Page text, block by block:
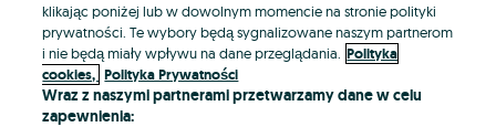
Kontynuuj przez konto Google
LUB
klikając poniżej lub w dowolnym momencie na stronie polityki
prywatności. Te wybory będą sygnalizowane naszym partnerom
i nie będą miały wpływu na dane przeglądania. Polityka
cookies, Polityka Prywatności
Wraz z naszymi partnerami przetwarzamy dane w celu
zapewnienia: